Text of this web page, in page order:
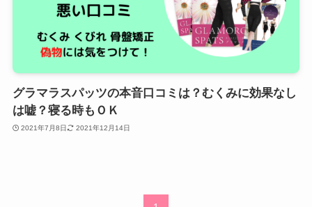
グラマラスパッツの本音口コミは？むくみに効果なし
は嘘？寝る時もＯＫ
2021年7月8日 2021年12月14日